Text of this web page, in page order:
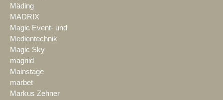
Mäding
MADRIX
Magic Event- und
Medientechnik
Magic Sky
magnid
Mainstage
marbet
Markus Zehner